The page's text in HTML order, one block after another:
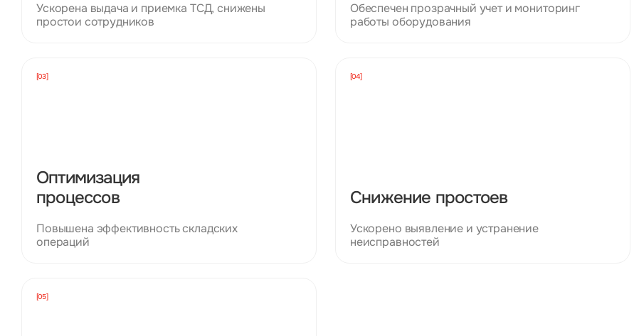
Ускорена выдача и приемка ТСД, снижены
простои сотрудников
Обеспечен прозрачный учет и мониторинг
работы оборудования
[03]
Оптимизация
процессов
Повышена эффективность складских
операций
[04]
Снижение простоев
Ускорено выявление и устранение
неисправностей
[05]